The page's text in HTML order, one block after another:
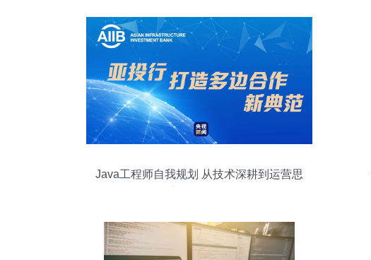
Java工程师自我规划 从技术深耕到运营思